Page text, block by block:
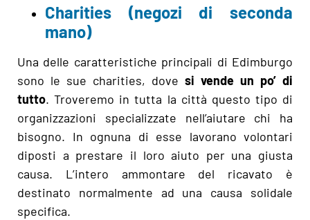
Charities (negozi di seconda
mano)
Una delle caratteristiche principali di Edimburgo
sono le sue charities, dove si vende un po’ di
tutto. Troveremo in tutta la città questo tipo di
organizzazioni specializzate nell’aiutare chi ha
bisogno. In ognuna di esse lavorano volontari
diposti a prestare il loro aiuto per una giusta
causa. L’intero ammontare del ricavato è
destinato normalmente ad una causa solidale
specifica.